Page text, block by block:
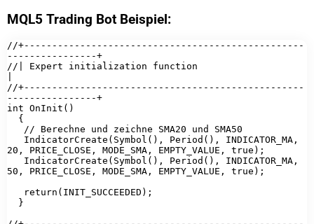
MQL5 Trading Bot Beispiel:
//+--------------------------------------------------
----------------+
//| Expert initialization function
//+--------------------------------------------------
----------------+
int OnInit()
20, PRICE_CLOSE, MODE_SMA, EMPTY_VALUE, true);
50, PRICE_CLOSE, MODE_SMA, EMPTY_VALUE, true);